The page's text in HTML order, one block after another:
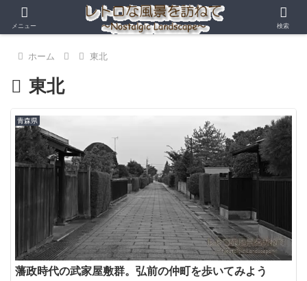
ホーム 東北
東北
青森県
藩政時代の武家屋敷群。弘前の仲町を歩いてみよう
メニュー 検索